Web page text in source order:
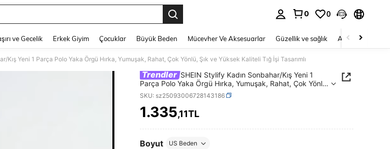
0 0
ve Gecelik Erkek Giyim Çocuklar Büyük Beden Mücevher Ve Aksesuarlar Güzellik ve sağlık Ayakkabı
Kış Yeni 1 Parça Polo Yaka Örgü Hırka, Yumuşak, Rahat, Çok Yönlü, Şık ve Yüksek Kaliteli Tığ İşi Tasarımlı
Trendler SHEIN Stylify Kadın Sonbahar/Kış Yeni 1
Parça Polo Yaka Örgü Hırka, Yumuşak, Rahat, Çok Yönlü,
Şık ve Yüksek Kaliteli Tığ İşi Tasarımlı
SKU: sz25093006728143186
PRICE AND AVAILABILITY
1.335,11TL
Boyut US Beden